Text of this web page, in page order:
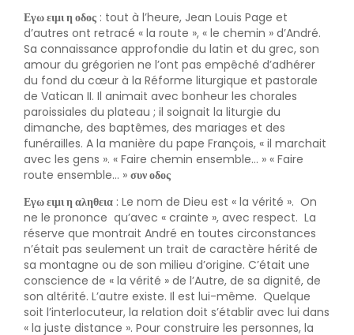
Εγω ειμι η οδος : tout à l’heure, Jean Louis Page et
d’autres ont retracé « la route », « le chemin » d’André.
Sa connaissance approfondie du latin et du grec, son
amour du grégorien ne l’ont pas empêché d’adhérer
du fond du cœur à la Réforme liturgique et pastorale
de Vatican II. Il animait avec bonheur les chorales
paroissiales du plateau ; il soignait la liturgie du
dimanche, des baptêmes, des mariages et des
funérailles. A la manière du pape François, « il marchait
avec les gens ». « Faire chemin ensemble… » « Faire
route ensemble… » συν οδος
Εγω ειμι η αληθεια : Le nom de Dieu est « la vérité ». On
ne le prononce qu’avec « crainte », avec respect. La
réserve que montrait André en toutes circonstances
n’était pas seulement un trait de caractère hérité de
sa montagne ou de son milieu d’origine. C’était une
conscience de « la vérité » de l’Autre, de sa dignité, de
son altérité. L’autre existe. Il est lui-même. Quelque
soit l’interlocuteur, la relation doit s’établir avec lui dans
« la juste distance ». Pour construire les personnes, la